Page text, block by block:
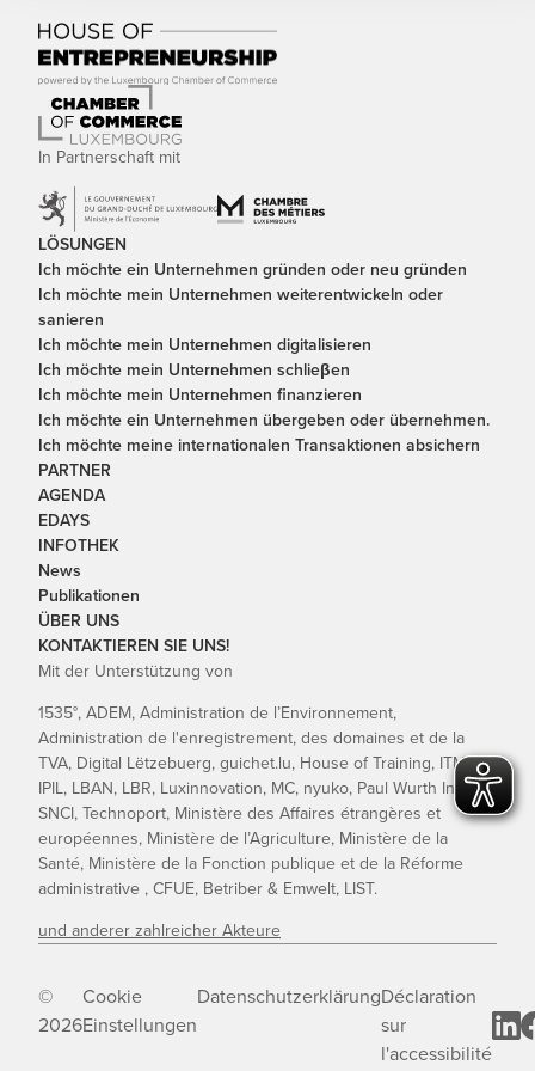
In Partnerschaft mit
LÖSUNGEN
Ich möchte ein Unternehmen gründen oder neu gründen
Ich möchte mein Unternehmen weiterentwickeln oder
sanieren
Ich möchte mein Unternehmen digitalisieren
Ich möchte mein Unternehmen schlieβen
Ich möchte mein Unternehmen finanzieren
Ich möchte ein Unternehmen übergeben oder übernehmen.
Ich möchte meine internationalen Transaktionen absichern
PARTNER
AGENDA
EDAYS
INFOTHEK
News
Publikationen
ÜBER UNS
KONTAKTIEREN SIE UNS!
Mit der Unterstützung von
1535°, ADEM, Administration de l’Environnement,
Administration de l'enregistrement, des domaines et de la
TVA, Digital Lëtzebuerg, guichet.lu, House of Training, ITM,
IPIL, LBAN, LBR, Luxinnovation, MC, nyuko, Paul Wurth InCub,
SNCI, Technoport, Ministère des Affaires étrangères et
européennes, Ministère de l’Agriculture, Ministère de la
Santé, Ministère de la Fonction publique et de la Réforme
administrative , CFUE, Betriber & Emwelt, LIST.
und anderer zahlreicher Akteure
©
2026
Cookie
Einstellungen
DatenschutzerklärungDéclaration
sur
l'accessibilité